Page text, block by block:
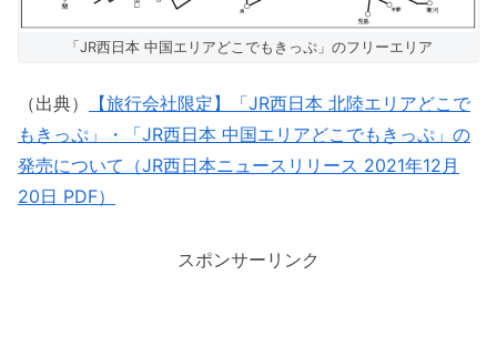
「JR西日本 中国エリアどこでもきっぷ」のフリーエリア
（出典）
【旅行会社限定】「JR西日本 北陸エリアどこで
もきっぷ」・「JR西日本 中国エリアどこでもきっぷ」の
発売について（JR西日本ニュースリリース 2021年12月
20日 PDF）
スポンサーリンク